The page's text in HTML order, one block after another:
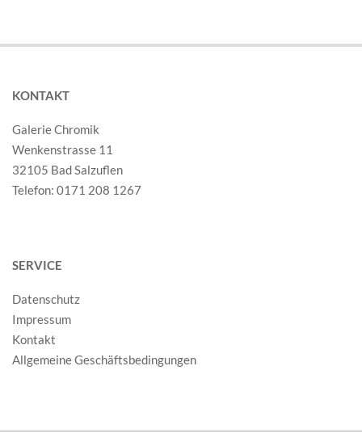
KONTAKT
Galerie Chromik
Wenkenstrasse 11
32105 Bad Salzuflen
Telefon: 0171 208 1267
SERVICE
Datenschutz
Impressum
Kontakt
Allgemeine Geschäftsbedingungen